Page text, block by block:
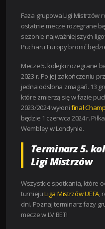
Faza grupowa Ligi Mistrzów
ostatnie mecze rozegrane
sezonie najważniejszych
Pucharu Europy bronić
Mecze 5. kolejki rozegrane
2023 r. Po jej zakończeniu
jedna odsłona zmagań. 13
które zmierzą się w fazie
2023/2024 wyłonifinał
będzie 1 czerwca 2024 r.
Wembley w Londynie.
Terminarz 5.
Ligi Mistrzów
Wszystkie spotkania, które
turniejuLiga Mistrzów UEFA,
dni. Poznaj terminarz fazy
mecze w LV BET!